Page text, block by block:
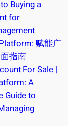
Buying a
for
赋能广
指南
For Sale |
A
Guide to